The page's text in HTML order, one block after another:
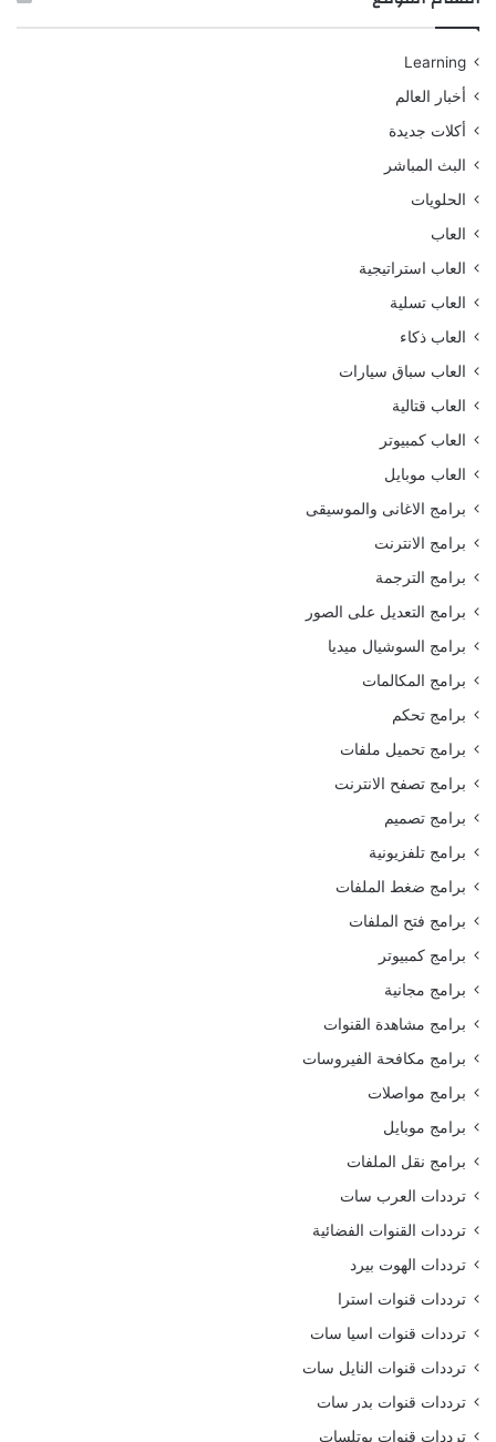
Learning
أخبار العالم
أكلات جديدة
البث المباشر
الحلويات
العاب
العاب استراتيجية
العاب تسلية
العاب ذكاء
العاب سباق سيارات
العاب قتالية
العاب كمبيوتر
العاب موبايل
برامج الاغانى والموسيقى
برامج الانترنت
برامج الترجمة
برامج التعديل على الصور
برامج السوشيال ميديا
برامج المكالمات
برامج تحكم
برامج تحميل ملفات
برامج تصفح الانترنت
برامج تصميم
برامج تلفزيونية
برامج ضغط الملفات
برامج فتح الملفات
برامج كمبيوتر
برامج مجانية
برامج مشاهدة القنوات
برامج مكافحة الفيروسات
برامج مواصلات
برامج موبايل
برامج نقل الملفات
ترددات العرب سات
ترددات القنوات الفضائية
ترددات الهوت بيرد
ترددات قنوات استرا
ترددات قنوات اسيا سات
ترددات قنوات النايل سات
ترددات قنوات بدر سات
ترددات قنوات يوتلسات